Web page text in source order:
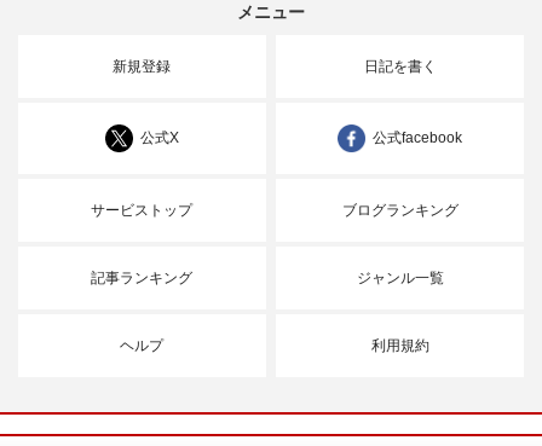
メニュー
新規登録 日記を書く
公式X 公式facebook
サービストップ ブログランキング
記事ランキング ジャンル一覧
ヘルプ 利用規約